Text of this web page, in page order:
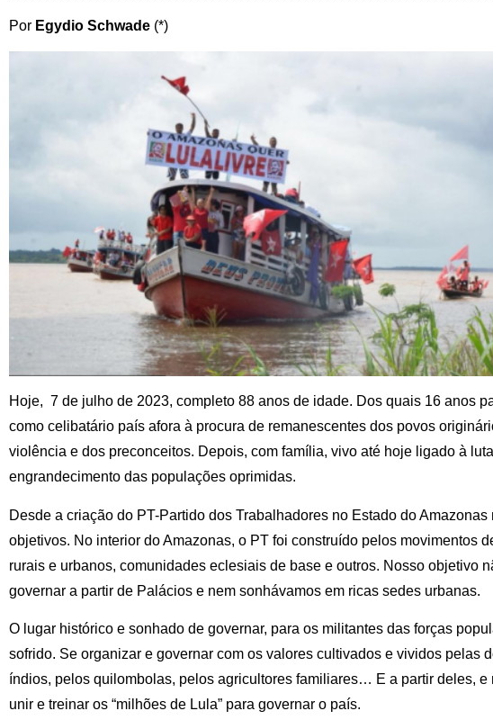
Por Egydio Schwade (*)
Hoje, 7 de julho de 2023, completo 88 anos de idade. Dos quais 16 anos
como celibatário país afora à procura de remanescentes dos povos
violência e dos preconceitos. Depois, com família, vivo até hoje ligado à
engrandecimento das populações oprimidas.
Desde a criação do PT-Partido dos Trabalhadores no Estado do
objetivos. No interior do Amazonas, o PT foi construído pelos movimentos
rurais e urbanos, comunidades eclesiais de base e outros. Nosso objetivo
governar a partir de Palácios e nem sonhávamos em ricas sedes urbanas.
O lugar histórico e sonhado de governar, para os militantes das forças
sofrido. Se organizar e governar com os valores cultivados e vividos pelas
índios, pelos quilombolas, pelos agricultores familiares… E a partir deles, e
unir e treinar os “milhões de Lula” para governar o país.